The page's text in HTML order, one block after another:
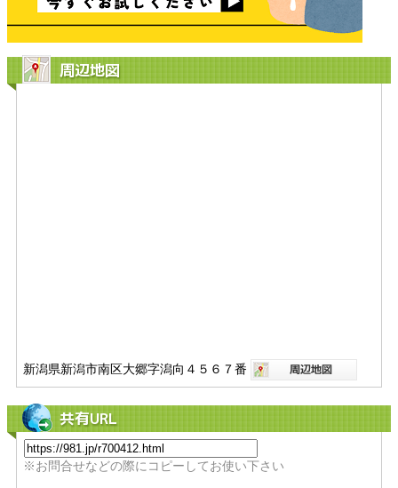
周辺地図
新潟県新潟市南区大郷字潟向４５６７番
共有URL
※お問合せなどの際にコピーしてお使い下さい